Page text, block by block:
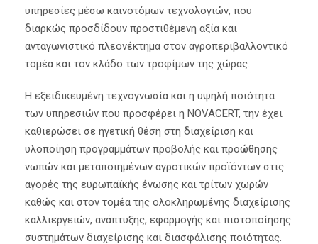
υπηρεσίες μέσω καινοτόμων τεχνολογιών, που
διαρκώς προσδίδουν προστιθέμενη αξία και
ανταγωνιστικό πλεονέκτημα στον αγροπεριβαλλοντικό
τομέα και τον κλάδο των τροφίμων της χώρας.
Η εξειδικευμένη τεχνογνωσία και η υψηλή ποιότητα
των υπηρεσιών που προσφέρει η NOVACERT, την έχει
καθιερώσει σε ηγετική θέση στη διαχείριση και
υλοποίηση προγραμμάτων προβολής και προώθησης
νωπών και μεταποιημένων αγροτικών προϊόντων στις
αγορές της ευρωπαϊκής ένωσης και τρίτων χωρών
καθώς και στον τομέα της ολοκληρωμένης διαχείρισης
καλλιεργειών, ανάπτυξης, εφαρμογής και πιστοποίησης
συστημάτων διαχείρισης και διασφάλισης ποιότητας.